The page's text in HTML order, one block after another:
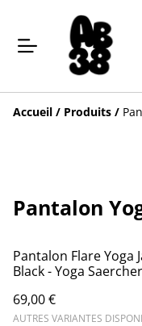
Accueil / Produits /
Pantalon
Pantalon Flare Yoga
Black - Yoga Saercher
69,00 €
AUTRES VARIANTES